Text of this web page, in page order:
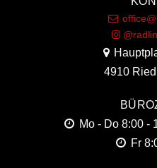
4910
Mo - Do 8:00 -
Fr